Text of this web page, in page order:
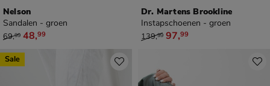
Nelson
Sandalen - groen
van € 69,99 voor € 48,99
69,99 48,99
Dr. Martens Brookline
Instapschoenen - groen
van € 139,99 voor € 97,99
139,99 97,99
Sale